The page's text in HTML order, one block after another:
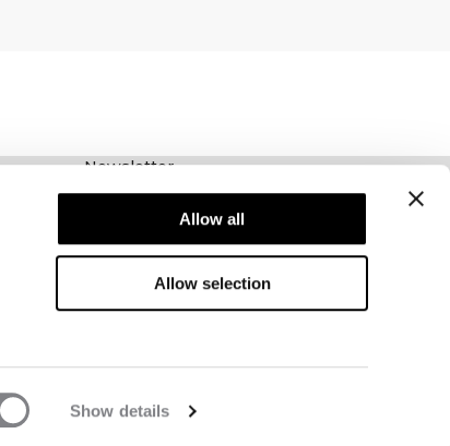
Show details
Allow all
Allow selection
Newsletter
Schrijf je voor onze nieuwsbrief! Ontvang
exclusieve aanbiedingen, ons laatste nieuws en
nog veel meer.